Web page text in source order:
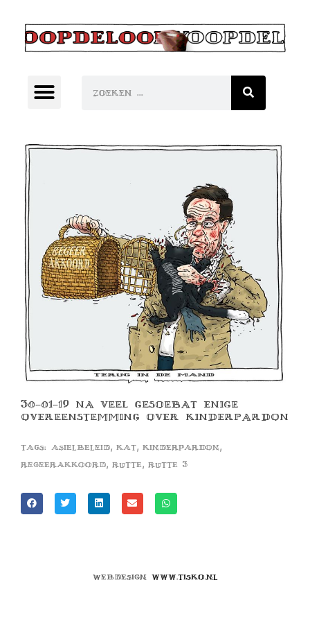
30-01-19 NA VEEL GESOEBAT ENIGE
OVEREENSTEMMING OVER KINDERPARDON
Tags: asielbeleid, kat, kinderpardon,
regeerakkoord, rutte , rutte 3
Webdesign www.tisko.nl